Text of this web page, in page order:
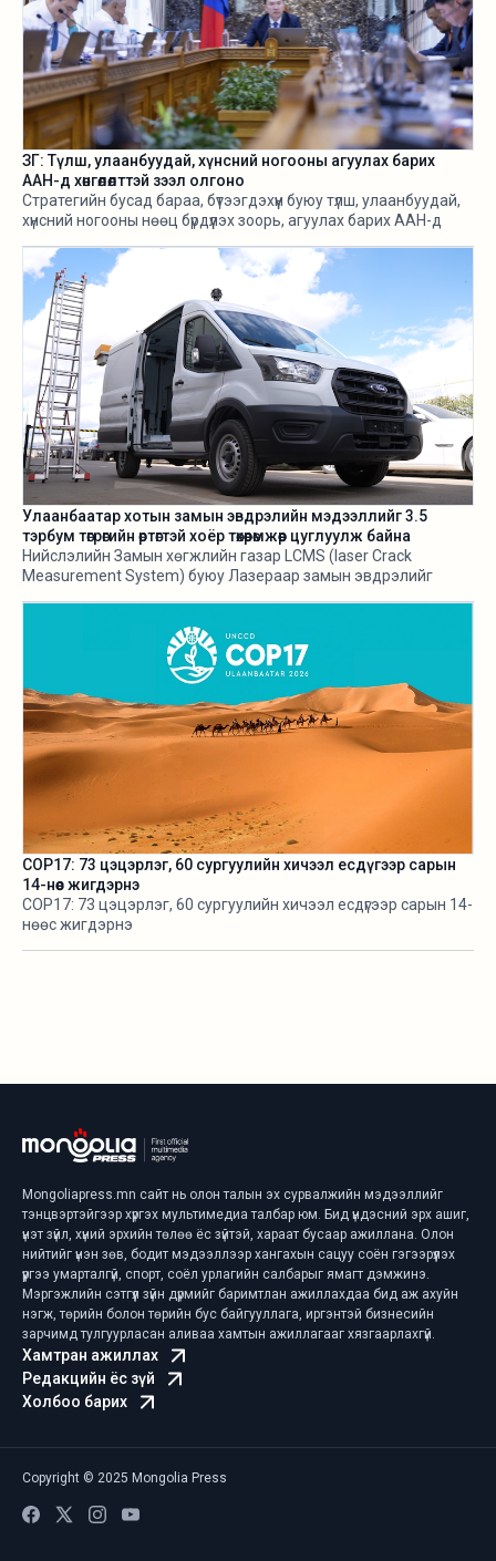
ЗГ: Түлш, улаанбуудай, хүнсний ногооны агуулах барих
ААН-д хөнгөлөлттэй зээл олгоно
Стратегийн бусад бараа, бүтээгдэхүүн буюу түлш, улаанбуудай,
хүнсний ногооны нөөц бүрдүүлэх зоорь, агуулах барих ААН-д
салбарын сайд нарт үүрэг болголоо.
Улаанбаатар хотын замын эвдрэлийн мэдээллийг 3.5
тэрбум төгрөгийн өртөгтэй хоёр төхөөрөмжөөр цуглуулж байна
Нийслэлийн Замын хөгжлийн газар LCMS (laser Crack
Measurement System) буюу Лазераар замын эвдрэлийг
тэрбум орчим төгрөгийн өртөгтэй аж.
COP17: 73 цэцэрлэг, 60 сургуулийн хичээл есдүгээр сарын
14-нөөс жигдэрнэ
COP17: 73 цэцэрлэг, 60 сургуулийн хичээл есдүгээр сарын 14-
нөөс жигдэрнэ
Mongoliapress.mn сайт нь олон талын эх сурвалжийн мэдээллийг
тэнцвэртэйгээр хүргэх мультимедиа талбар юм. Бид үндэсний эрх ашиг,
үнэт зүйл, хүний эрхийн төлөө ёс зүйтэй, хараат бусаар ажиллана. Олон
нийтийг үнэн зөв, бодит мэдээллээр хангахын сацуу соён гэгээрүүлэх
үүргээ умарталгүй, спорт, соёл урлагийн салбарыг ямагт дэмжинэ.
Мэргэжлийн сэтгүүл зүйн дүрмийг баримтлан ажиллахдаа бид аж ахуйн
нэгж, төрийн болон төрийн бус байгууллага, иргэнтэй бизнесийн
зарчимд тулгуурласан аливаа хамтын ажиллагааг хязгаарлахгүй.
Хамтран ажиллах
Редакцийн ёс зүй
Холбоо барих
Copyright © 2025 Mongolia Press